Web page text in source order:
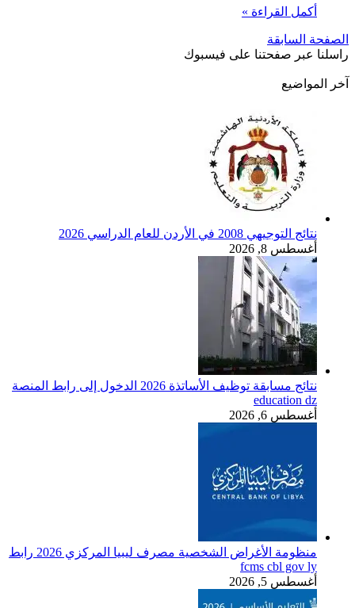
أكمل القراءة »
الصفحة السابقة
راسلنا عبر صفحتنا على فيسبوك
آخر المواضيع
نتائج التوجيهي 2008 في الأردن للعام الدراسي 2026
أغسطس 8, 2026
نتائج مسابقة توظيف الأساتذة 2026 الدخول إلى رابط المنصة
education dz
أغسطس 6, 2026
منظومة الأغراض الشخصية مصرف ليبيا المركزي 2026 رابط
fcms cbl gov ly
أغسطس 5, 2026